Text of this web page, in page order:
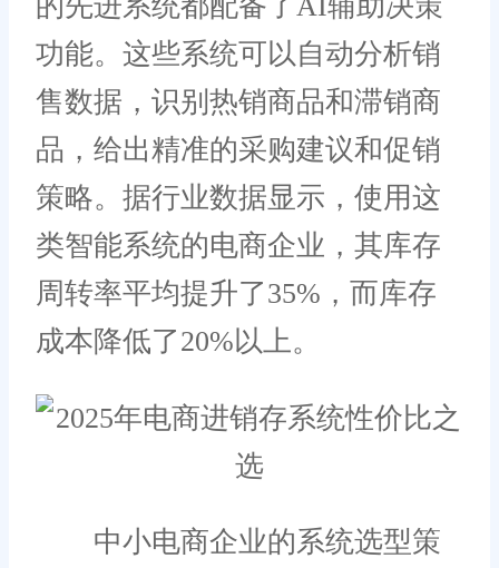
功能。这些系统可以自动分析销
售数据，识别热销商品和滞销商
品，给出精准的采购建议和促销
策略。据行业数据显示，使用这
类智能系统的电商企业，其库存
周转率平均提升了35%，而库存
成本降低了20%以上。
中小电商企业的系统选型策